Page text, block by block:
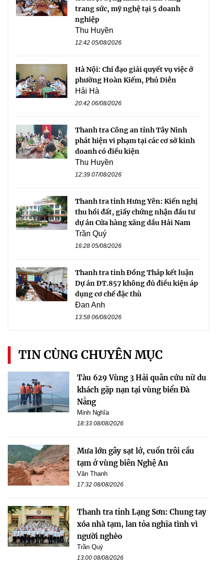
trang sức, mỹ nghệ tại 5 doanh
nghiệp
Thu Huyền
12:42 05/08/2026
Hà Nội: Chỉ đạo giải quyết vụ việc ở
phường Hoàn Kiếm, Phú Diễn
Hải Hà
20:42 06/08/2026
Thanh tra Công an tỉnh Tây Ninh
phát hiện vi phạm tại các cơ sở kinh
doanh có điều kiện
Thu Huyền
12:39 07/08/2026
Thanh tra tỉnh Hưng Yên: Kiến nghị
thu hồi đất, giấy chứng nhận đầu tư
dự án Cửa hàng xăng dầu Hải Nam
Trần Quý
16:28 05/08/2026
Thanh tra tỉnh Đồng Tháp kết luận
Dự án ĐT.857 không đủ điều kiện áp
dụng cơ chế đặc thù
Đan Anh
13:58 06/08/2026
TIN CÙNG CHUYÊN MỤC
Tàu 629 Vùng 3 Hải quân cứu nữ du
khách gặp nạn tại vùng biển Đà
Nẵng
Minh Nghĩa
18:33 08/08/2026
Mưa lớn gây sạt lở, cuốn trôi cầu
tạm ở vùng biên Nghệ An
Văn Thanh
17:32 08/08/2026
Thanh tra tỉnh Lạng Sơn: Chung tay
xóa nhà tạm, lan tỏa nghĩa tình vì
người nghèo
Trần Quý
13:00 08/08/2026